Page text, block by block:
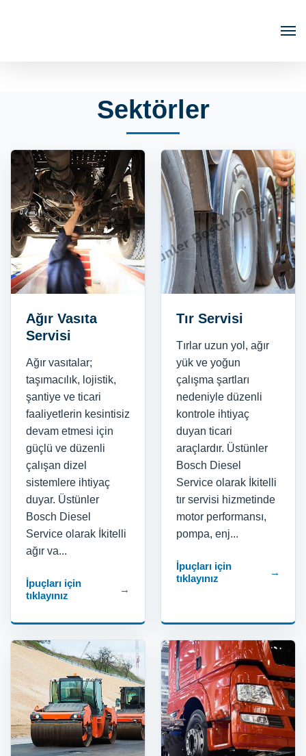
Sektörler
Ağır Vasıta
Servisi
Ağır vasıtalar;
taşımacılık, lojistik,
şantiye ve ticari
faaliyetlerin kesintisiz
devam etmesi için
güçlü ve düzenli
çalışan dizel
sistemlere ihtiyaç
duyar. Üstünler
Bosch Diesel
Service olarak İkitelli
ağır va...
İpuçları için
tıklayınız
→
Tır Servisi
Tırlar uzun yol, ağır
yük ve yoğun
çalışma şartları
nedeniyle düzenli
kontrole ihtiyaç
duyan ticari
araçlardır. Üstünler
Bosch Diesel
Service olarak İkitelli
tır servisi hizmetinde
motor performansı,
pompa, enj...
İpuçları için
tıklayınız
→